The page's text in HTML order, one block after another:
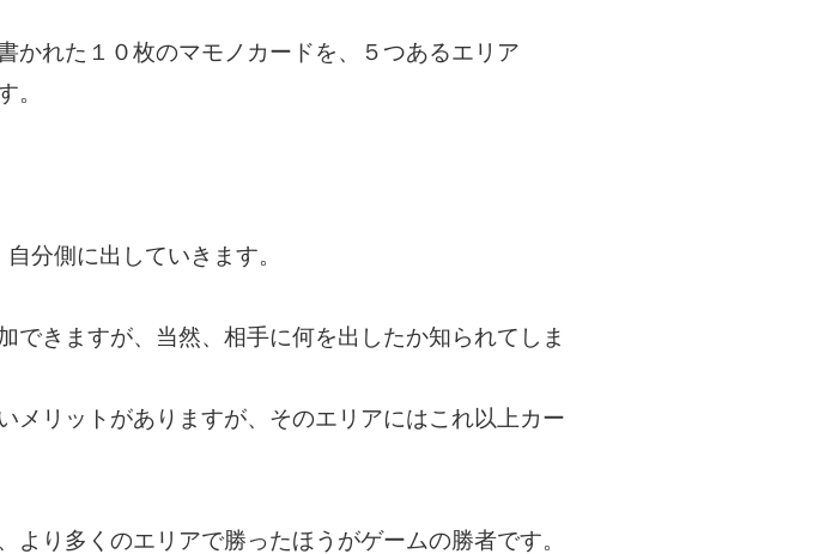
かれた１０枚のマモノカードを、５つあるエリア
。
分側に出していきます。
できますが、当然、相手に何を出したか知られてしま
メリットがありますが、そのエリアにはこれ以上カー
り多くのエリアで勝ったほうがゲームの勝者です。